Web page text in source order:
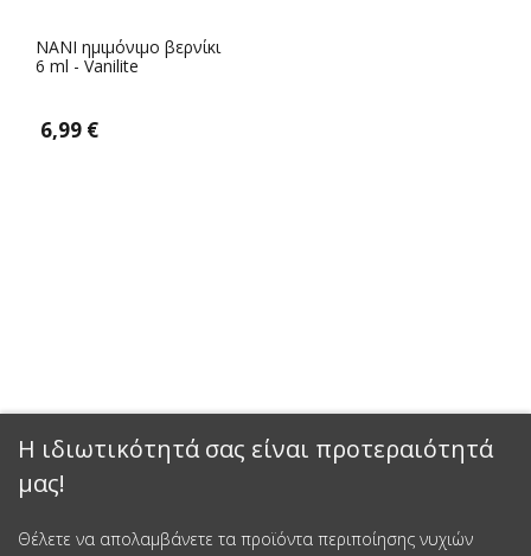
Η ιδιωτικότητά σας είναι προτεραιότητά
μας!
Θέλετε να απολαμβάνετε τα προϊόντα περιποίησης νυχιών
NANI ημιμόνιμο βερνίκι
6 ml - Vanilite
6,99 €